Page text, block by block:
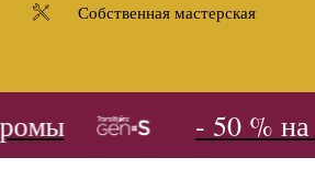
Собственная мастерская
- 50 % на